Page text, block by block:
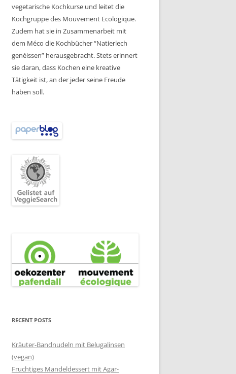
vegetarische Kochkurse und leitet die
Kochgruppe des Mouvement Ecologique.
Zudem hat sie in Zusammenarbeit mit
dem Méco die Kochbücher “Natierlech
genéissen” herausgebracht. Stets erinnert
sie daran, dass Kochen eine kreative
Tätigkeit ist, an der jeder seine Freude
haben soll.
RECENT POSTS
Kräuter-Bandnudeln mit Belugalinsen
(vegan)
Fruchtiges Mandeldessert mit Agar-